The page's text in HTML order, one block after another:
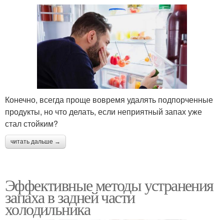
Конечно, всегда проще вовремя удалять подпорченные
продукты, но что делать, если неприятный запах уже
стал стойким?
читать дальше →
Эффективные методы устранения
запаха в задней части
холодильника